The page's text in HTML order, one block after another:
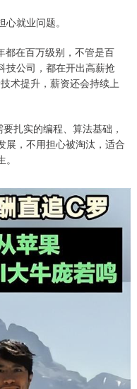
就业问题。
都在百万级别，不管是百
技公司，都在开出高薪抢
术提升，薪资还会持续上
扎实的编程、算法基础，
展，不用担心被淘汰，适合